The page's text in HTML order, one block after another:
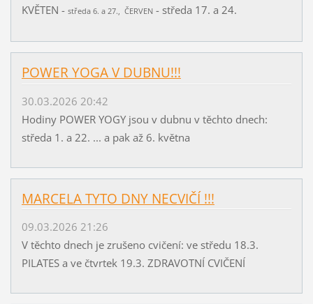
KVĚTEN - středa 6. a 27., ČERVEN- středa 17. a 24.
POWER YOGA V DUBNU!!!
30.03.2026 20:42
Hodiny POWER YOGY jsou v dubnu v těchto dnech:
středa 1. a 22. ... a pak až 6. května
MARCELA TYTO DNY NECVIČÍ !!!
09.03.2026 21:26
V těchto dnech je zrušeno cvičení: ve středu 18.3.
PILATES a ve čtvrtek 19.3. ZDRAVOTNÍ CVIČENÍ